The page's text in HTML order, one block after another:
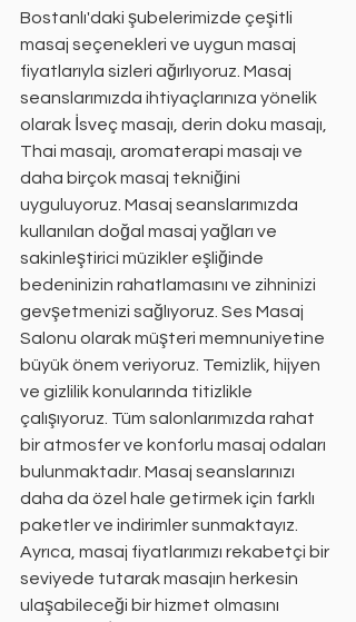
Bostanlı'daki şubelerimizde çeşitli
masaj seçenekleri ve uygun masaj
fiyatlarıyla sizleri ağırlıyoruz. Masaj
seanslarımızda ihtiyaçlarınıza yönelik
olarak İsveç masajı, derin doku masajı,
Thai masajı, aromaterapi masajı ve
daha birçok masaj tekniğini
uyguluyoruz. Masaj seanslarımızda
kullanılan doğal masaj yağları ve
sakinleştirici müzikler eşliğinde
bedeninizin rahatlamasını ve zihninizi
gevşetmenizi sağlıyoruz. Ses Masaj
Salonu olarak müşteri memnuniyetine
büyük önem veriyoruz. Temizlik, hijyen
ve gizlilik konularında titizlikle
çalışıyoruz. Tüm salonlarımızda rahat
bir atmosfer ve konforlu masaj odaları
bulunmaktadır. Masaj seanslarınızı
daha da özel hale getirmek için farklı
paketler ve indirimler sunmaktayız.
Ayrıca, masaj fiyatlarımızı rekabetçi bir
seviyede tutarak masajın herkesin
ulaşabileceği bir hizmet olmasını